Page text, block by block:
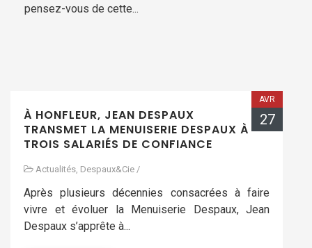
pensez-vous de cette...
AVR
27
À HONFLEUR, JEAN DESPAUX
TRANSMET LA MENUISERIE DESPAUX À
TROIS SALARIÉS DE CONFIANCE
Actualités Despaux&Cie /
Après plusieurs décennies consacrées à faire
vivre et évoluer la Menuiserie Despaux, Jean
Despaux s’apprête à...